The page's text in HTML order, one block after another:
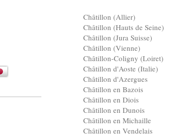
Châtillon (Allier)
Châtillon (Hauts de Seine)
Châtillon (Jura Suisse)
Châtillon (Vienne)
Châtillon-Coligny (Loiret)
Châtillon d'Aoste (Italie)
Châtillon d'Azergues
Châtillon en Bazois
Châtillon en Diois
Châtillon en Dunois
Châtillon en Michaille
Châtillon en Vendelais